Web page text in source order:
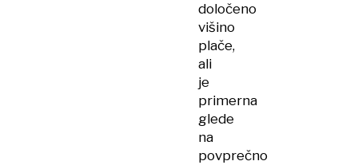
določeno
višino
plače,
ali
je
primerna
glede
na
povprečno